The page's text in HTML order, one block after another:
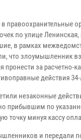
в правоохранительные
по улице
в рамках
что злоумышленник
пронести за
действия
незаконные
прибывшим по
точку минуя кассу
и передали